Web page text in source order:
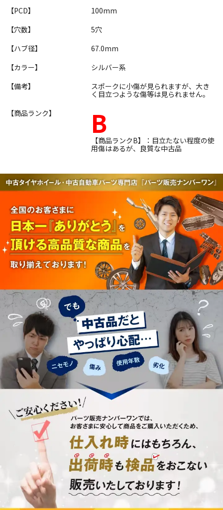
【PCD】
100mm
【穴数】
5穴
【ハブ径】
67.0mm
【カラー】
シルバー系
【備考】
スポークに小傷が見られますが、大き
く目立つような傷等は見られません。
【商品ランク】
B
【商品ランクB】：目立たない程度の使
用傷はあるが、良質な中古品